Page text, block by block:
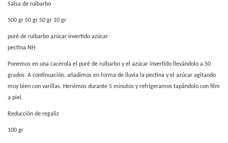
Salsa de ruibarbo
500 gr 50 gr 50 gr 10 gr
puré de ruibarbo azúcar invertido azúcar
pectina NH
Ponemos en una cacerola el puré de ruibarbo y el azúcar invertido llevándolo a 50
grados. A continuación, añadimos en forma de lluvia la pectina y el azúcar agitando
muy bien con varillas. Hervimos durante 5 minutos y refrigeramos tapándolo con film
a piel.
Reducción de regaliz
100 gr